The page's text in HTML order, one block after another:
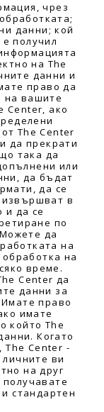
чрез
данни; кой
получил
на The
данни и
право да
на вашите
Center, ако
The Center
да прекрати
така да
или
да бъдат
да се
извършват в
и да се
по
да
на
на
време.
Center да
данни за
право
имате
който The
Когато
The Center -
ви
на друг
стандартен